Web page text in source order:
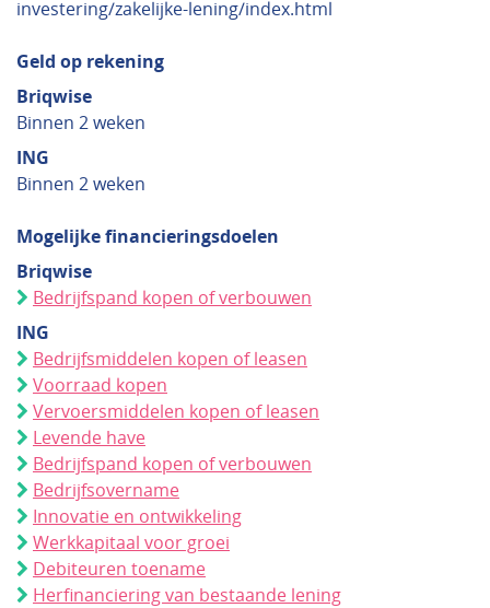
investering/zakelijke-lening/index.html
Geld op rekening
Briqwise
Binnen 2 weken
ING
Binnen 2 weken
Mogelijke financieringsdoelen
Briqwise
Bedrijfspand kopen of verbouwen
ING
Bedrijfsmiddelen kopen of leasen
Voorraad kopen
Vervoersmiddelen kopen of leasen
Levende have
Bedrijfspand kopen of verbouwen
Bedrijfsovername
Innovatie en ontwikkeling
Werkkapitaal voor groei
Debiteuren toename
Herfinanciering van bestaande lening